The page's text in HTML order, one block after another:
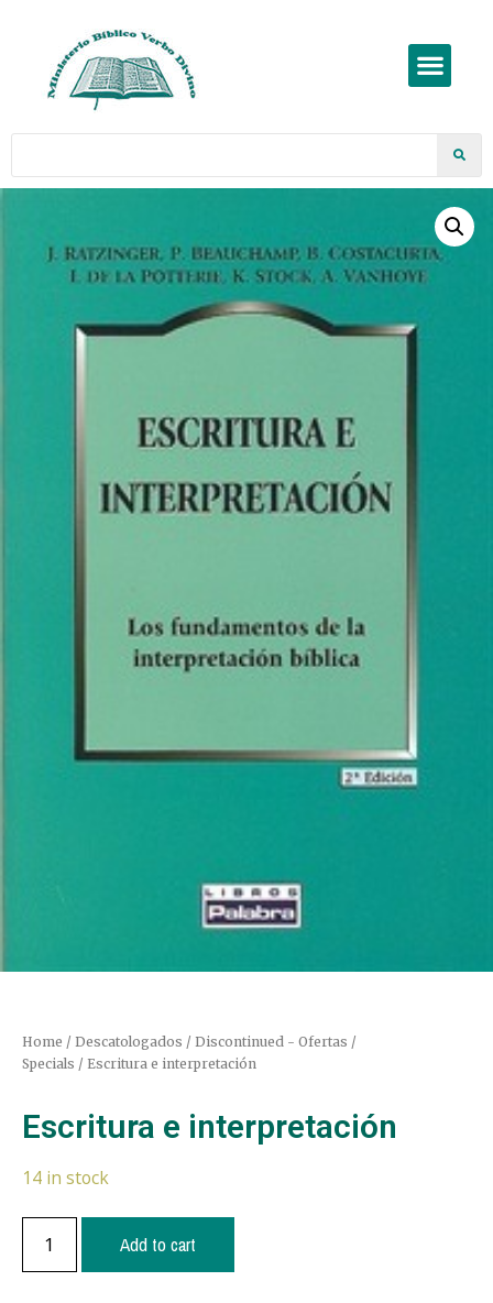
Home / Descatologados / Discontinued - Ofertas /
Specials / Escritura e interpretación
Escritura e interpretación
14 in stock
Add to cart